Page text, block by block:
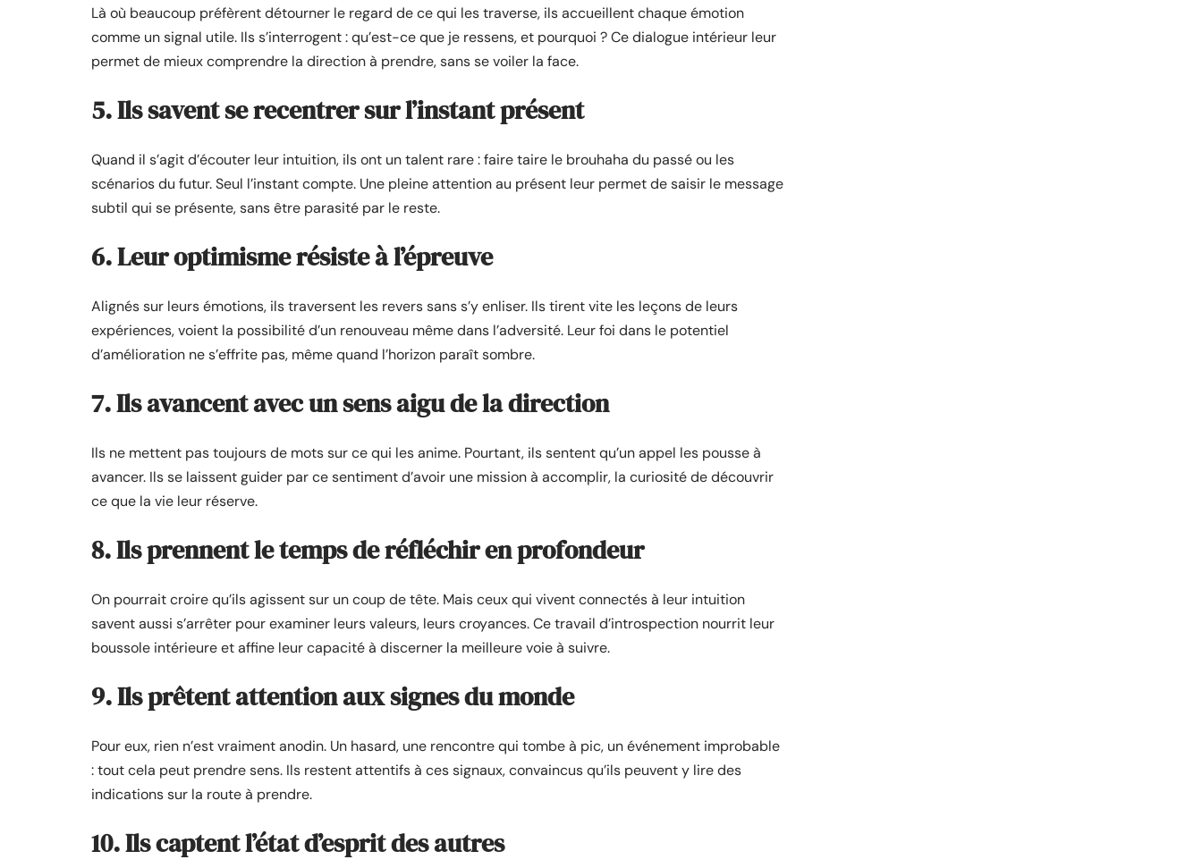
Là où beaucoup préfèrent détourner le regard de ce qui les traverse, ils accueillent chaque émotion
comme un signal utile. Ils s’interrogent : qu’est-ce que je ressens, et pourquoi ? Ce dialogue intérieur leur
permet de mieux comprendre la direction à prendre, sans se voiler la face.
5. Ils savent se recentrer sur l’instant présent
Quand il s’agit d’écouter leur intuition, ils ont un talent rare : faire taire le brouhaha du passé ou les
scénarios du futur. Seul l’instant compte. Une pleine attention au présent leur permet de saisir le message
subtil qui se présente, sans être parasité par le reste.
6. Leur optimisme résiste à l’épreuve
Alignés sur leurs émotions, ils traversent les revers sans s’y enliser. Ils tirent vite les leçons de leurs
expériences, voient la possibilité d’un renouveau même dans l’adversité. Leur foi dans le potentiel
d’amélioration ne s’effrite pas, même quand l’horizon paraît sombre.
7. Ils avancent avec un sens aigu de la direction
Ils ne mettent pas toujours de mots sur ce qui les anime. Pourtant, ils sentent qu’un appel les pousse à
avancer. Ils se laissent guider par ce sentiment d’avoir une mission à accomplir, la curiosité de découvrir
ce que la vie leur réserve.
8. Ils prennent le temps de réfléchir en profondeur
On pourrait croire qu’ils agissent sur un coup de tête. Mais ceux qui vivent connectés à leur intuition
savent aussi s’arrêter pour examiner leurs valeurs, leurs croyances. Ce travail d’introspection nourrit leur
boussole intérieure et affine leur capacité à discerner la meilleure voie à suivre.
9. Ils prêtent attention aux signes du monde
Pour eux, rien n’est vraiment anodin. Un hasard, une rencontre qui tombe à pic, un événement improbable
: tout cela peut prendre sens. Ils restent attentifs à ces signaux, convaincus qu’ils peuvent y lire des
indications sur la route à prendre.
10. Ils captent l’état d’esprit des autres